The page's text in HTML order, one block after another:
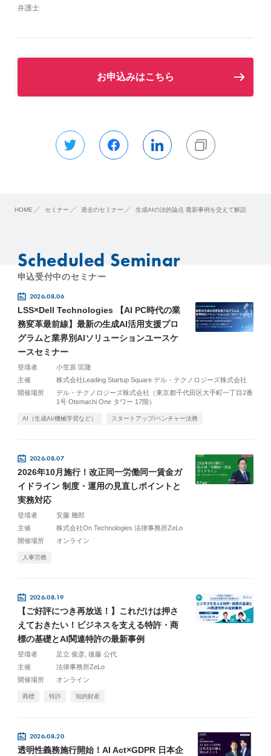
弁護士
お申込みはこちら
HOME セミナー 過去のセミナー 生成AIの法的論点 最新事例を交えて解説
Scheduled Seminar
申込受付中のセミナー
2026.08.06
LSS×Dell Technologies 【AI PC時代の業
務変革最前線】最新の生成AI活用支援プロ
グラムと業界別AIソリューションユースケ
ースセミナー
登壇者
小笠原 匡隆
主催
株式会社Leading Startup Square デル・テクノロジーズ株式会社
開催場所
デル・テクノロジーズ株式会社（東京都千代田区大手町一丁目2番
1号 Otemachi One タワー 17階）
AI（生成AI/機械学習など） スタートアップ/ベンチャー法務
2026.08.07
2026年10月施行！改正同一労働同一賃金ガ
イドライン 制度・運用の見直しポイントと
実務対応
登壇者
安藤 幾郎
主催
株式会社On Technologies 法律事務所ZeLo
開催場所
オンライン
人事労務
2026.08.19
【ご好評につき再放送！】これだけは押さ
えておきたい！ビジネスを支える特許・商
標の基礎とAI関連特許の最新事例
登壇者 足立 俊彦 後藤 公代
主催
法律事務所ZeLo
開催場所
オンライン
商標 特許 知的財産
2026.08.20
透明性義務施行開始！AI Act×GDPR 日本企